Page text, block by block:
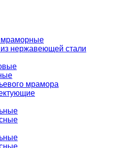
мраморные
нержавеющей стали
мрамора